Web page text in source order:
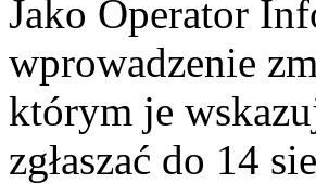
Jako Operator
wprowadzenie
którym je
zgłaszać do 14